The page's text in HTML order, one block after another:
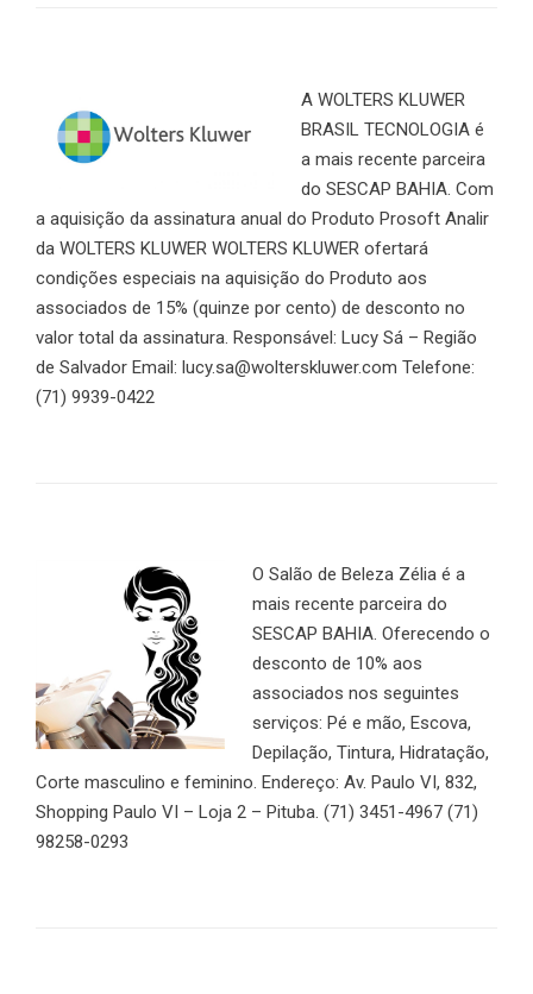
A WOLTERS KLUWER
BRASIL TECNOLOGIA é
a mais recente parceira
do SESCAP BAHIA. Com
a aquisição da assinatura anual do Produto Prosoft Analir
da WOLTERS KLUWER WOLTERS KLUWER ofertará
condições especiais na aquisição do Produto aos
associados de 15% (quinze por cento) de desconto no
valor total da assinatura. Responsável: Lucy Sá – Região
de Salvador Email: lucy.sa@wolterskluwer.com Telefone:
(71) 9939-0422
O Salão de Beleza Zélia é a
mais recente parceira do
SESCAP BAHIA. Oferecendo o
desconto de 10% aos
associados nos seguintes
serviços: Pé e mão, Escova,
Depilação, Tintura, Hidratação,
Corte masculino e feminino. Endereço: Av. Paulo VI, 832,
Shopping Paulo VI – Loja 2 – Pituba. (71) 3451-4967 (71)
98258-0293